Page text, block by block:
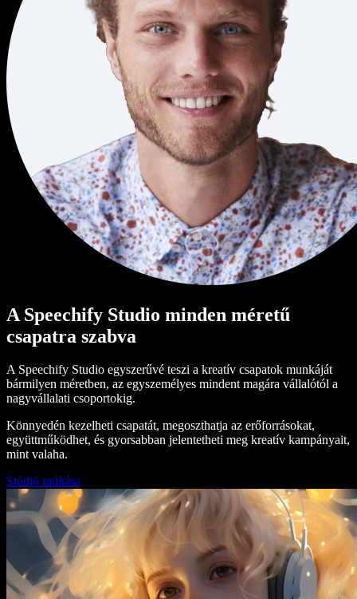
A Speechify Studio minden méretű
csapatra szabva
A Speechify Studio egyszerűvé teszi a kreatív csapatok munkáját
bármilyen méretben, az egyszemélyes mindent magára vállalótól a
nagyvállalati csoportokig.
Könnyedén kezelheti csapatát, megoszthatja az erőforrásokat,
együttműködhet, és gyorsabban jelentetheti meg kreatív kampányait,
mint valaha.
Stúdió indítása